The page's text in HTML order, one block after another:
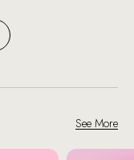
See More